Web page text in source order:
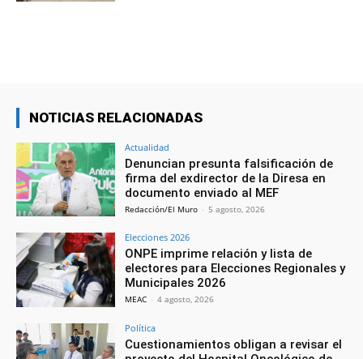
NOTICIAS RELACIONADAS
Actualidad
Denuncian presunta falsificación de
firma del exdirector de la Diresa en
documento enviado al MEF
Redacción/El Muro - 5 agosto, 2026
Elecciones 2026
ONPE imprime relación y lista de
electores para Elecciones Regionales y
Municipales 2026
MEAC - 4 agosto, 2026
Política
Cuestionamientos obligan a revisar el